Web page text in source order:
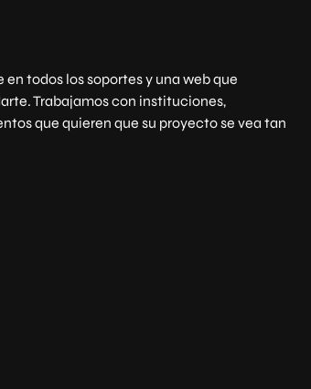
todos los soportes y una web que
Trabajamos con instituciones,
que quieren que su proyecto se vea tan